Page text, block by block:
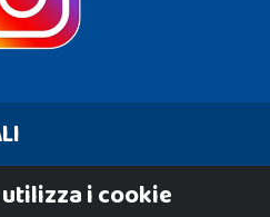
i cookie